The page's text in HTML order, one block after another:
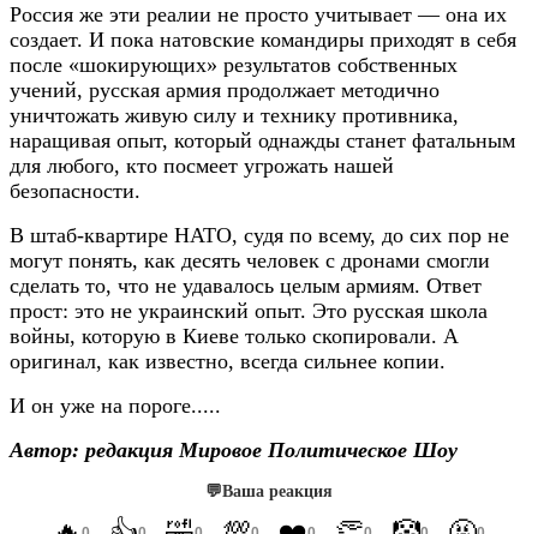
Россия же эти реалии не просто учитывает — она их
создает. И пока натовские командиры приходят в себя
после «шокирующих» результатов собственных
учений, русская армия продолжает методично
уничтожать живую силу и технику противника,
наращивая опыт, который однажды станет фатальным
для любого, кто посмеет угрожать нашей
безопасности.
В штаб-квартире НАТО, судя по всему, до сих пор не
могут понять, как десять человек с дронами смогли
сделать то, что не удавалось целым армиям. Ответ
прост: это не украинский опыт. Это русская школа
войны, которую в Киеве только скопировали. А
оригинал, как известно, всегда сильнее копии.
И он уже на пороге.....
Автор: редакция Мировое Политическое Шоу
💬Ваша реакция